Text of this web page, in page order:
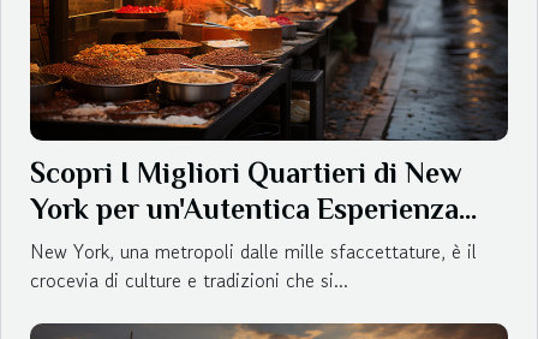
Scopri I Migliori Quartieri di New
York per un'Autentica Esperienza
Gastronomica
New York, una metropoli dalle mille sfaccettature, è il
crocevia di culture e tradizioni che si...